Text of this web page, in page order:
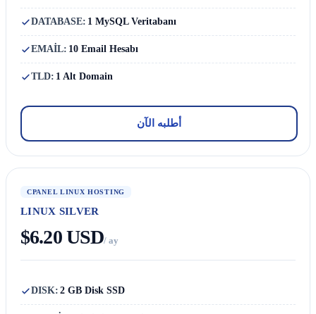
DATABASE: 1 MySQL Veritabanı
EMAİL: 10 Email Hesabı
TLD: 1 Alt Domain
أطلبه الآن
CPANEL LINUX HOSTING
LINUX SILVER
$6.20 USD/ ay
DISK: 2 GB Disk SSD